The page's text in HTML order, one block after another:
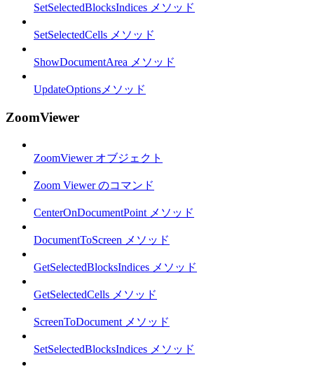
SetSelectedBlocksIndices メソッド
SetSelectedCells メソッド
ShowDocumentArea メソッド
UpdateOptionsメソッド
ZoomViewer
ZoomViewer オブジェクト
Zoom Viewer のコマンド
CenterOnDocumentPoint メソッド
DocumentToScreen メソッド
GetSelectedBlocksIndices メソッド
GetSelectedCells メソッド
ScreenToDocument メソッド
SetSelectedBlocksIndices メソッド